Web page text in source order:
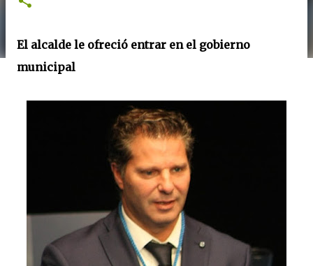
El alcalde le ofreció entrar en el gobierno
municipal